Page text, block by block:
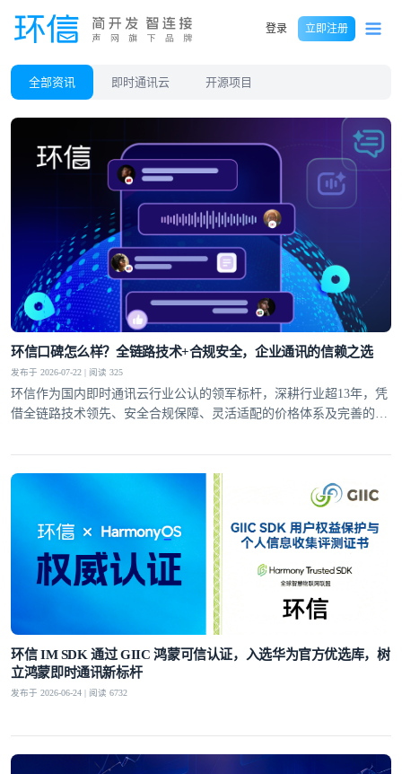
登录 立即注册
全部资讯 即时通讯云 开源项目
环信口碑怎么样？全链路技术+合规安全，企业通讯的信赖之选
发布于 2026-07-22 | 阅读 325
环信作为国内即时通讯云行业公认的领军标杆，深耕行业超13年，凭
借全链路技术领先、安全合规保障、灵活适配的价格体系及完善的全
环信 IM SDK 通过 GIIC 鸿蒙可信认证，入选华为官方优选库，树
立鸿蒙即时通讯新标杆
发布于 2026-06-24 | 阅读 6732